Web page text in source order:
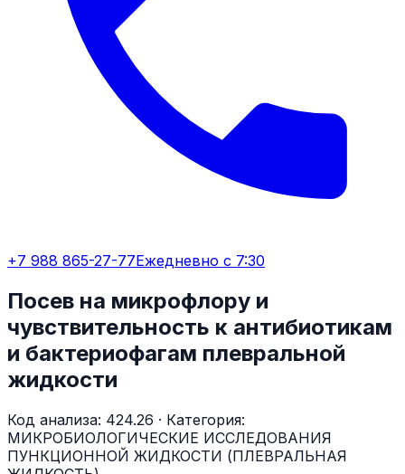
+7 988 865-27-77Ежедневно с 7:30
Посев на микрофлору и
чувствительность к антибиотикам
и бактериофагам плевральной
жидкости
Код анализа: 424.26 · Категория:
МИКРОБИОЛОГИЧЕСКИЕ ИССЛЕДОВАНИЯ
ПУНКЦИОННОЙ ЖИДКОСТИ (ПЛЕВРАЛЬНАЯ